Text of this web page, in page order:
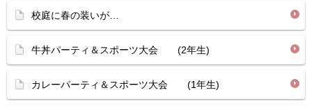
校庭に春の装いが…
牛丼パーティ＆スポーツ大会 (2年生)
カレーパーティ＆スポーツ大会 (1年生)